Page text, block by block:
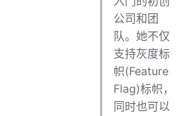
公司和团
队。她不仅
支持灰度标
帜(Feature
Flag)标帜，
同时也可以